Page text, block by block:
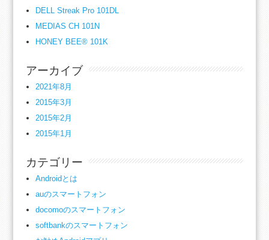
DELL Streak Pro 101DL
MEDIAS CH 101N
HONEY BEE® 101K
アーカイブ
2021年8月
2015年3月
2015年2月
2015年1月
カテゴリー
Androidとは
auのスマートフォン
docomoのスマートフォン
softbankのスマートフォン